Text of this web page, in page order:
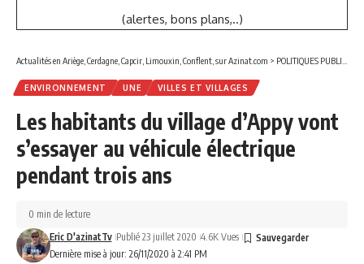
(alertes, bons plans,..)
Actualités en Ariège, Cerdagne, Capcir, Limouxin, Conflent, sur Azinat.com > POLITIQUES PUBLIQUES
ENVIRONNEMENT UNE VILLES ET VILLAGES
Les habitants du village d’Appy vont
s’essayer au véhicule électrique
pendant trois ans
Dernière mise à jour: 26/11/2020 à 2:41 PM
Eric D'azinatTv Publié 23 juillet 2020 4.6K Vues
0 min de lecture